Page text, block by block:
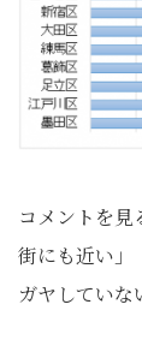
コメントを
街にも近い」
ガヤしていな